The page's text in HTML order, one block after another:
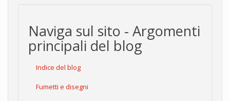
Naviga sul sito - Argomenti
principali del blog
Indice del blog
Fumetti e disegni